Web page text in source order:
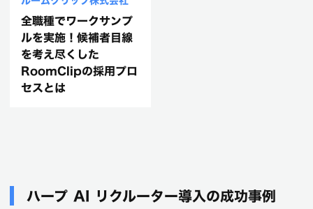
全職種でワークサンプ
ルを実施！候補者目線
を考え尽くした
RoomClipの採用プロ
セスとは
ハープ AI リクルーター導入の成功事例